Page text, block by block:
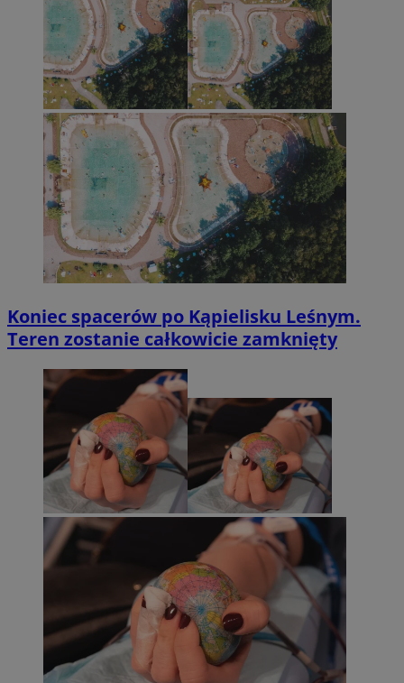
Koniec spacerów po Kąpielisku Leśnym.
Teren zostanie całkowicie zamknięty